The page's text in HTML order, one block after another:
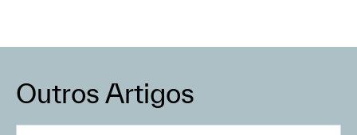
Outros Artigos